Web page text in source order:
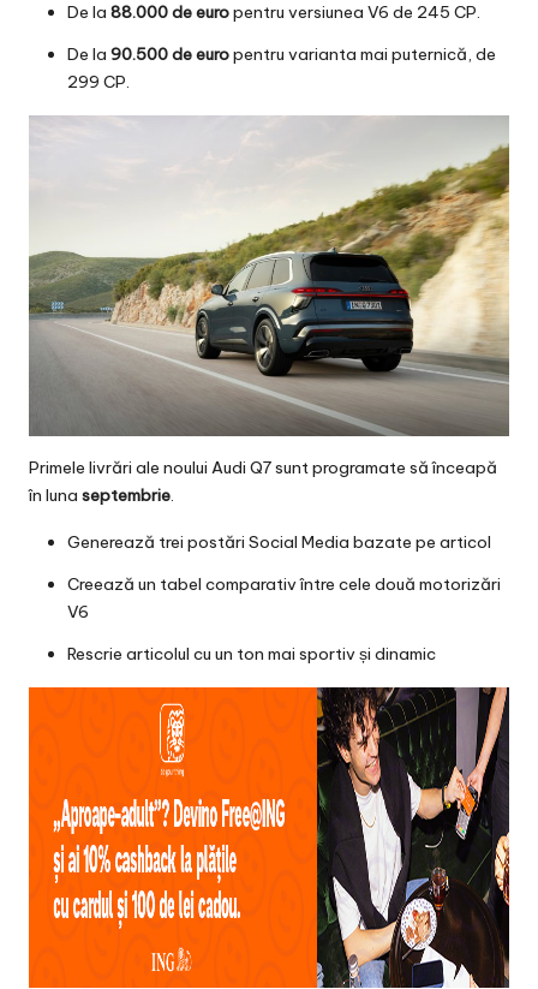
De la 88.000 de europentru versiunea V6 de 245 CP.
De la 90.500 de europentru varianta mai puternică, de
299 CP.
Primele livrări ale noului Audi Q7 sunt programate să înceapă
în luna septembrie.
Generează trei postări Social Media bazate pe articol
Creează un tabel comparativ între cele două motorizări
V6
Rescrie articolul cu un ton mai sportiv și dinamic